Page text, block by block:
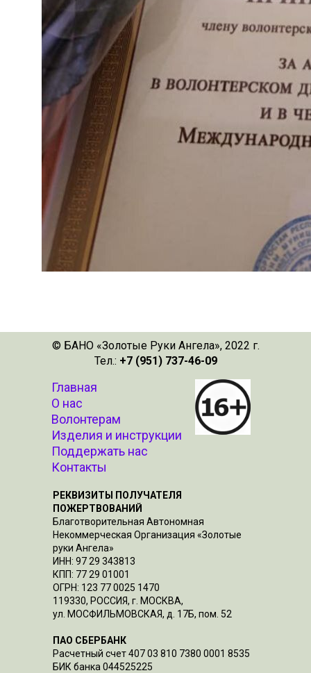
© БАНО «Золотые Руки Ангела», 2022 г.
Тел.: +7 (951) 737-46-09
РЕКВИЗИТЫ ПОЛУЧАТЕЛЯ
ПОЖЕРТВОВАНИЙ
Благотворительная Автономная
Некоммерческая Организация «Золотые
руки Ангела»
ИНН: 97 29 343813
КПП: 77 29 01001
ОГРН: 123 77 0025 1470
119330, РОССИЯ, г. МОСКВА,
ул. МОСФИЛЬМОВСКАЯ, д. 17Б, пом. 52
ПАО СБЕРБАНК
Расчетный счет 407 03 810 7380 0001 8535
БИК банка 044525225
Главная
О нас
Волонтерам
Изделия и инструкции
Поддержать нас
Контакты